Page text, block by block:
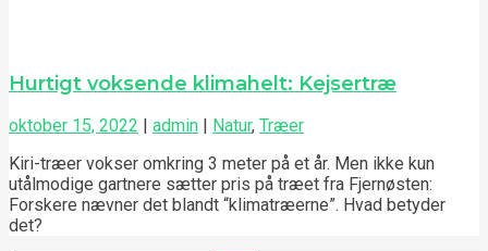
Hurtigt voksende klimahelt: Kejsertræ
oktober 15, 2022 | admin | Natur, Træer
Kiri-træer vokser omkring 3 meter på et år. Men ikke kun
utålmodige gartnere sætter pris på træet fra Fjernøsten:
Forskere nævner det blandt “klimatræerne”. Hvad betyder
det?